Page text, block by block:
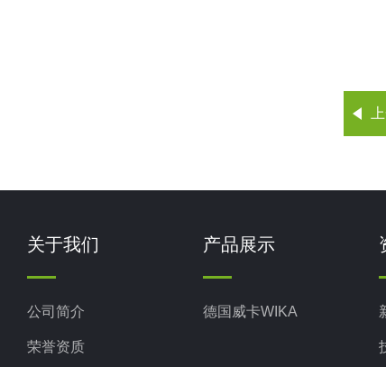
关于我们
公司简介
荣誉资质
产品展示
德国威卡WIKA